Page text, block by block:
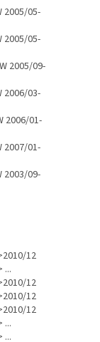
2005/05-
2005/05-
2005/09-
2006/03-
2006/01-
2007/01-
2003/09-
12
...
12
12
12
...
...